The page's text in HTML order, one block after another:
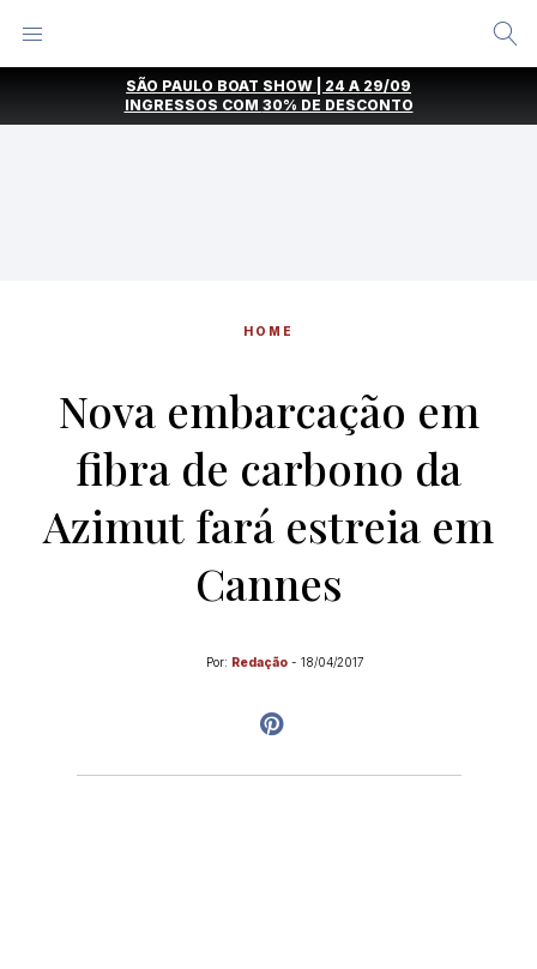
SÃO PAULO BOAT SHOW | 24 A 29/09
INGRESSOS COM 30% DE DESCONTO
HOME
Nova embarcação em
fibra de carbono da
Azimut fará estreia em
Cannes
Por: Redação - 18/04/2017